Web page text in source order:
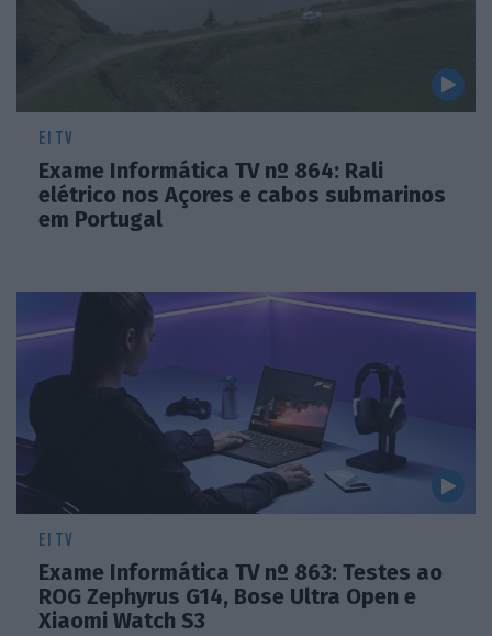
EI TV
Exame Informática TV nº 864: Rali
elétrico nos Açores e cabos submarinos
em Portugal
EI TV
Exame Informática TV nº 863: Testes ao
ROG Zephyrus G14, Bose Ultra Open e
Xiaomi Watch S3